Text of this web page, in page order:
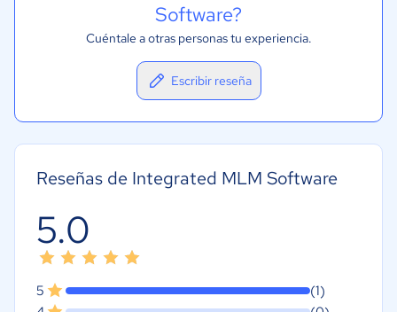
Software?
Cuéntale a otras personas tu experiencia.
Escribir reseña
Reseñas de Integrated MLM Software
5.0
5
(1)